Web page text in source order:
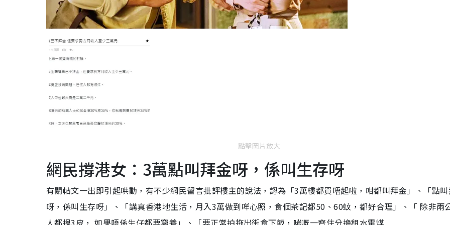
點擊圖片放大
網民撐港女：3萬點叫拜金呀，係叫生存呀
有關帖文一出即引起哄動，有不少網民留言批評樓主的說法，認為「3萬樓都買唔起啦，咁都叫拜金」、「點叫
呀，係叫生存呀」、「講真香港地生活，月入3萬做到咩心照，食個茶記都50、60蚊，都好合理」、「 除非兩
人都搵3皮， 如果唔係生仔都要窮養」、「要正常拍拖出街食下飯，啱嘅一齊住分擔租水電煤